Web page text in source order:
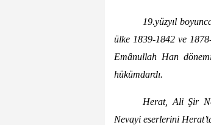
19.yüzyıl
ülke 1839-1842 ve
Emânullah Han
hükümdardı.
Herat, Ali Şir
Nevayi eserlerini